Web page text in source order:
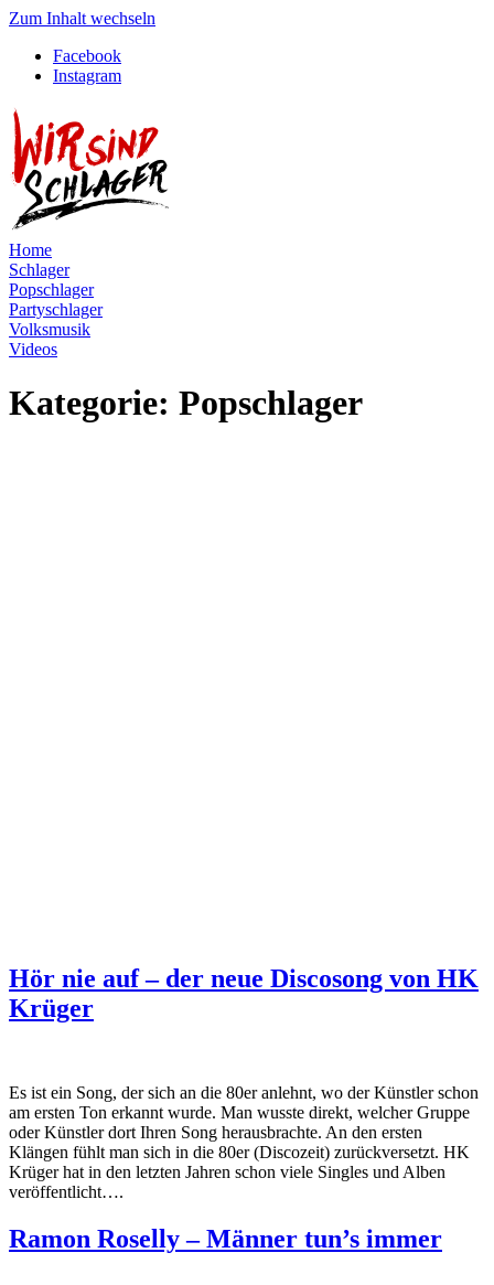
Zum Inhalt wechseln
Facebook
Instagram
Home
Schlager
Popschlager
Partyschlager
Volksmusik
Videos
Kategorie: Popschlager
Hör nie auf – der neue Discosong von HK
Krüger
Es ist ein Song, der sich an die 80er anlehnt, wo der Künstler schon
am ersten Ton erkannt wurde. Man wusste direkt, welcher Gruppe
oder Künstler dort Ihren Song herausbrachte. An den ersten
Klängen fühlt man sich in die 80er (Discozeit) zurückversetzt. HK
Krüger hat in den letzten Jahren schon viele Singles und Alben
veröffentlicht….
Ramon Roselly – Männer tun’s immer